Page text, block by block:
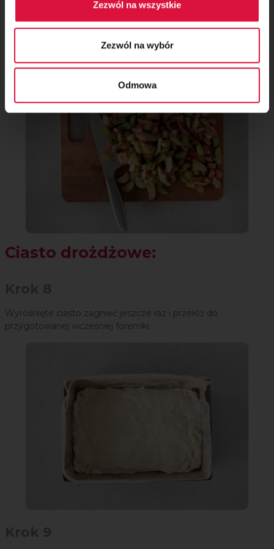
Zezwól na wszystkie
Zezwól na wybór
Odmowa
młody nie musisz obierać go ze skórki.
Ciasto drożdżowe:
Wyrośnięte ciasto zagnieć jeszcze raz i przełóż do
przygotowanej wcześniej foremki.